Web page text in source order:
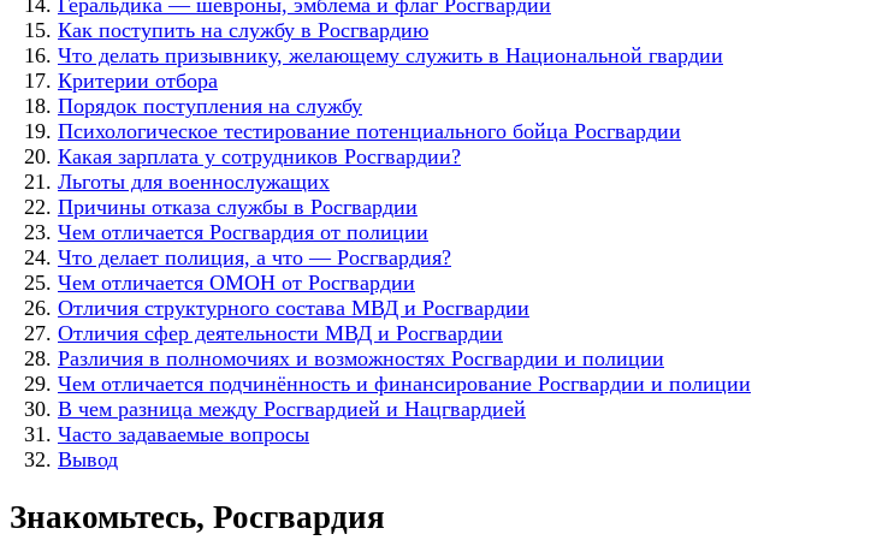
Как поступить на службу в Росгвардию
Что делать призывнику, желающему служить в Национальной гвардии
Критерии отбора
Порядок поступления на службу
Психологическое тестирование потенциального бойца Росгвардии
Какая зарплата у сотрудников Росгвардии?
Льготы для военнослужащих
Причины отказа службы в Росгвардии
Чем отличается Росгвардия от полиции
Что делает полиция, а что — Росгвардия?
Чем отличается ОМОН от Росгвардии
Отличия структурного состава МВД и Росгвардии
Отличия сфер деятельности МВД и Росгвардии
Различия в полномочиях и возможностях Росгвардии и полиции
Чем отличается подчинённость и финансирование Росгвардии и полиции
В чем разница между Росгвардией и Нацгвардией
Часто задаваемые вопросы
Вывод
Знакомьтесь, Росгвардия